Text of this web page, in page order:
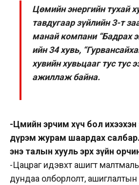
Цөмийн энергийн тухай
тавдугаар зүйлийн 3-т
манай компани “Бадрах
ийн 34 хувь,
хувийн хувьцааг тус тус
ажиллаж байна.
-Цөмийн эрчим хүч бол
дүрэм журам шаардах
энэ талын хууль эрх зүйн
-Цацраг идэвхт ашигт
дундаа олборлолт,